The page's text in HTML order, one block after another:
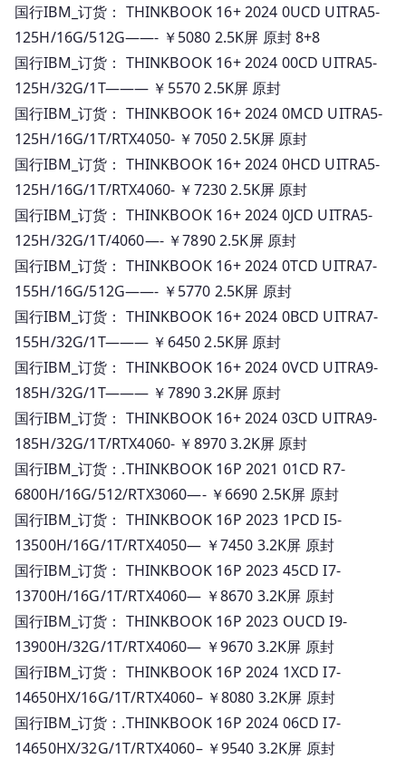
国行IBM_订货： THINKBOOK 16+ 2024 0UCD UITRA5-
125H/16G/512G——- ￥5080 2.5K屏 原封 8+8
国行IBM_订货： THINKBOOK 16+ 2024 00CD UITRA5-
125H/32G/1T——— ￥5570 2.5K屏 原封
国行IBM_订货： THINKBOOK 16+ 2024 0MCD UITRA5-
125H/16G/1T/RTX4050- ￥7050 2.5K屏 原封
国行IBM_订货： THINKBOOK 16+ 2024 0HCD UITRA5-
125H/16G/1T/RTX4060- ￥7230 2.5K屏 原封
国行IBM_订货： THINKBOOK 16+ 2024 0JCD UITRA5-
125H/32G/1T/4060—- ￥7890 2.5K屏 原封
国行IBM_订货： THINKBOOK 16+ 2024 0TCD UITRA7-
155H/16G/512G——- ￥5770 2.5K屏 原封
国行IBM_订货： THINKBOOK 16+ 2024 0BCD UITRA7-
155H/32G/1T——— ￥6450 2.5K屏 原封
国行IBM_订货： THINKBOOK 16+ 2024 0VCD UITRA9-
185H/32G/1T——— ￥7890 3.2K屏 原封
国行IBM_订货： THINKBOOK 16+ 2024 03CD UITRA9-
185H/32G/1T/RTX4060- ￥8970 3.2K屏 原封
国行IBM_订货：.THINKBOOK 16P 2021 01CD R7-
6800H/16G/512/RTX3060—- ￥6690 2.5K屏 原封
国行IBM_订货： THINKBOOK 16P 2023 1PCD I5-
13500H/16G/1T/RTX4050— ￥7450 3.2K屏 原封
国行IBM_订货： THINKBOOK 16P 2023 45CD I7-
13700H/16G/1T/RTX4060— ￥8670 3.2K屏 原封
国行IBM_订货： THINKBOOK 16P 2023 OUCD I9-
13900H/32G/1T/RTX4060— ￥9670 3.2K屏 原封
国行IBM_订货： THINKBOOK 16P 2024 1XCD I7-
14650HX/16G/1T/RTX4060– ￥8080 3.2K屏 原封
国行IBM_订货：.THINKBOOK 16P 2024 06CD I7-
14650HX/32G/1T/RTX4060– ￥9540 3.2K屏 原封